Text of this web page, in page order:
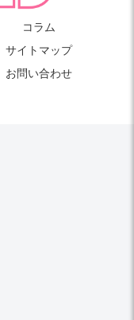
コラム
サイトマップ
お問い合わせ